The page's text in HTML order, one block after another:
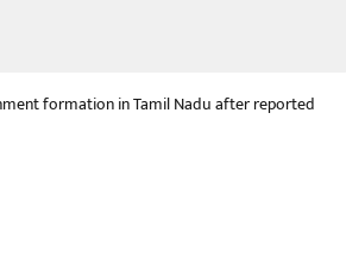
formation in Tamil Nadu after reported